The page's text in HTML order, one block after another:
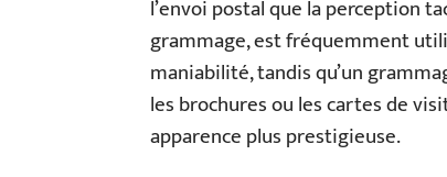
l’envoi postal que la perception
grammage, est fréquemment
maniabilité, tandis qu’un
les brochures ou les cartes de
apparence plus prestigieuse.